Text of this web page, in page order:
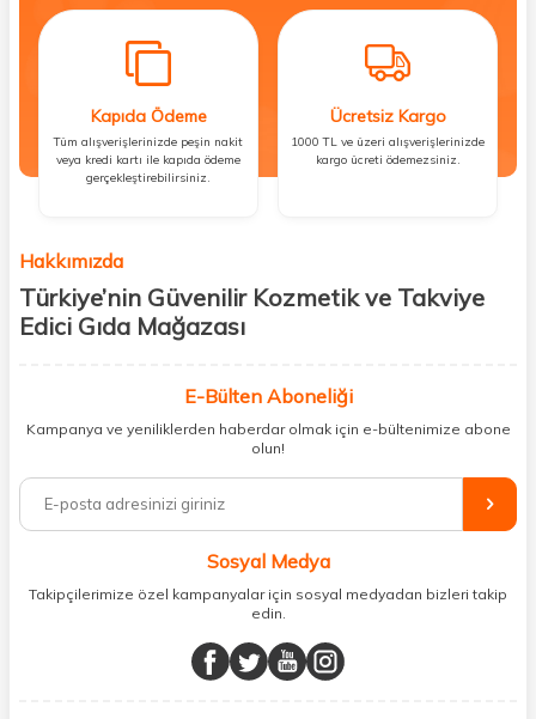
Kapıda Ödeme
Tüm alışverişlerinizde peşin nakit
veya kredi kartı ile kapıda ödeme
gerçekleştirebilirsiniz.
Ücretsiz Kargo
1000 TL ve üzeri alışverişlerinizde
kargo ücreti ödemezsiniz.
Hakkımızda
Türkiye’nin Güvenilir Kozmetik ve Takviye
Edici Gıda Mağazası
kişisel bakım hem de takviye edici gıda ürünlerini sizlerle
buluşturuyoruz. Artık mağaza mağaza dolaşmanıza gerek yok;
ihtiyacınız olan her şeyi tek bir çatı altında topluyor ve kapınıza kadar
%100 orijinal kozmetik ve sağlık ürünleriyle güzelliğinizi tamamlayabilir,
vücudunuzu desteklemek için güvenilir takviye edici gıdalara
minerallere kadar binlerce ürünü uygun fiyat ve hızlı kargo avantajıyla
sunuyoruz.
buluşturuyor ve online alışveriş deneyiminizi en iyi hale getiriyoruz.
Sağlık, güzellik ve iyi yaşam için aradığınız her şey burada!
E-Bülten Aboneliği
Kampanya ve yeniliklerden haberdar olmak için e-bültenimize abone
olun!
Sosyal Medya
Takipçilerimize özel kampanyalar için sosyal medyadan bizleri takip
edin.